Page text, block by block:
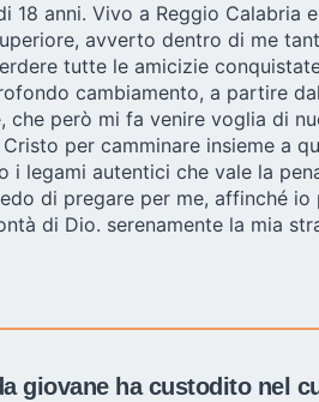
18 anni. Vivo a Reggio
avverto dentro di me
tutte le amicizie
cambiamento, a partire
che però mi fa venire voglia di
Cristo per camminare insieme a
i legami autentici che vale la
di pregare per me, affinché
di Dio. serenamente la mia
giovane ha custodito nel